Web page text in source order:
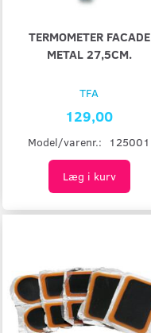
TERMOMETER FACADE
METAL 27,5CM.
TFA
129,00
Model/varenr.: 125001
Læg i kurv